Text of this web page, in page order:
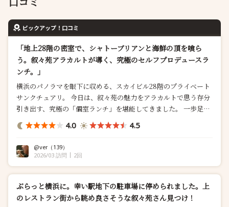
ピックアップ！口コミ
​「地上28階の密室で、シャトーブリアンと海鮮の頂を喰ら
う。叙々苑アラカルトが導く、究極のセルフプロデュースラ
ンチ。」
横浜のパノラマを眼下に収める、スカイビル28階のプライベート
サンクチュアリ。 今日は、叙々苑の魅力をアラカルトで思う存分
引き出す、究極の「個室ランチ」を堪能してきました。 ​一歩足を
踏み入れれば、そこは喧騒から切り離された別世界。 窓の外に広
がる眩いばかりの青空を肴に、まずは肉の聖...
4.0 4.5
@ver （139）
2026/03 訪問
2回
ぶらっと横浜に。幸い駅地下の駐車場に停められました。上
のレストラン街から眺め良さそうな叙々苑さん見つけ！